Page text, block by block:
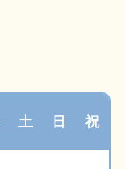
土 日 祝